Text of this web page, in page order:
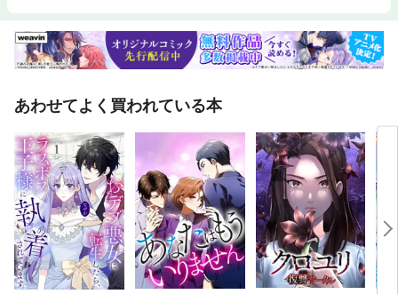
あわせてよく買われている本